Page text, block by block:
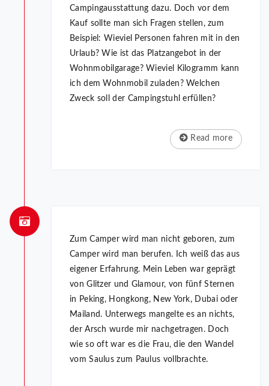
Campingausstattung dazu. Doch vor dem
Kauf sollte man sich Fragen stellen, zum
Beispiel: Wieviel Personen fahren mit in den
Urlaub? Wie ist das Platzangebot in der
Wohnmobilgarage? Wieviel Kilogramm kann
ich dem Wohnmobil zuladen? Welchen
Zweck soll der Campingstuhl erfüllen?
Read more
Zum Camper wird man nicht geboren, zum
Camper wird man berufen. Ich weiß das aus
eigener Erfahrung. Mein Leben war ge­prägt
von Glitzer und Glamour, von fünf Sternen
in Peking, Hongkong, New York, Dubai oder
Mailand. Unterwegs mangelte es an nichts,
der Arsch wurde mir nachgetragen. Doch
wie so oft war es die Frau, die den Wandel
vom Saulus zum Paulus vollbrachte.